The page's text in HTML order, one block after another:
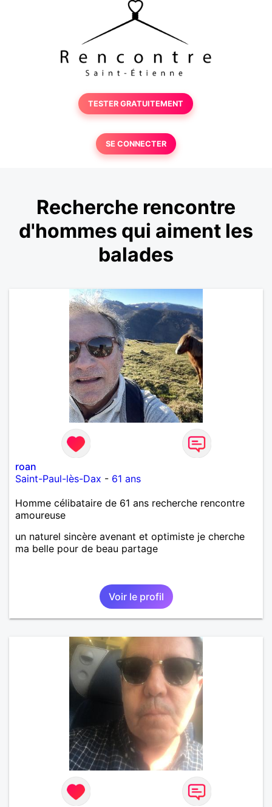
TESTER GRATUITEMENT
SE CONNECTER
Recherche rencontre
d'hommes qui aiment les
balades
roan
Saint-Paul-lès-Dax - 61 ans
Homme célibataire de 61 ans recherche rencontre
amoureuse
un naturel sincère avenant et optimiste je cherche
ma belle pour de beau partage
Voir le profil